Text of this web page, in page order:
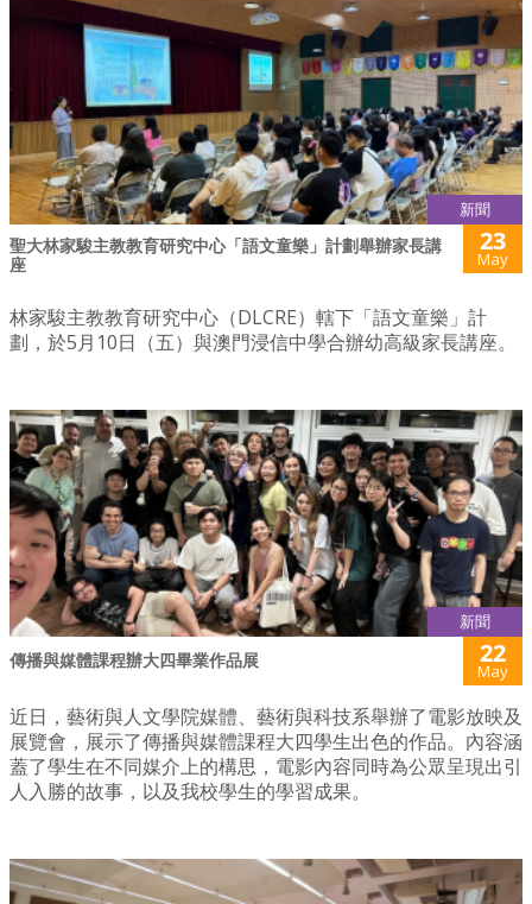
新聞
聖大林家駿主教教育研究中心「語文童樂」計劃舉辦家長講
座
23
May
林家駿主教教育研究中心（DLCRE）轄下「語文童樂」計
劃，於5月10日（五）與澳門浸信中學合辦幼高級家長講座。
新聞
傳播與媒體課程辦大四畢業作品展 22
May
近日，藝術與人文學院媒體、藝術與科技系舉辦了電影放映及
展覽會，展示了傳播與媒體課程大四學生出色的作品。內容涵
蓋了學生在不同媒介上的構思，電影內容同時為公眾呈現出引
人入勝的故事，以及我校學生的學習成果。